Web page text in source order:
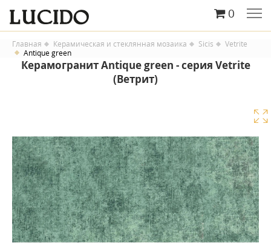
0
Главная Керамическая и стеклянная мозаика Sicis
Vetrite
Antique green
Керамогранит Antique green - серия Vetrite
(Ветрит)